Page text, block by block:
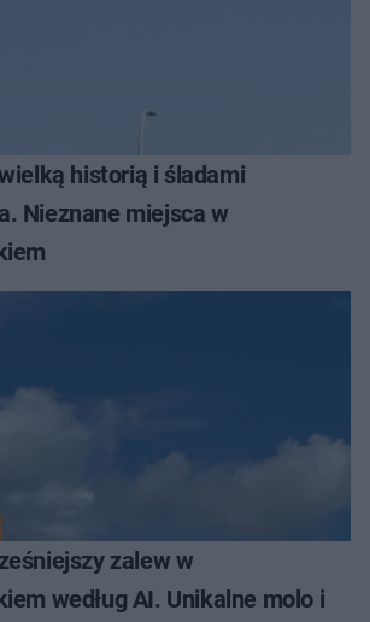
historią i śladami
Nieznane miejsca w
zalew w
według AI. Unikalne molo i